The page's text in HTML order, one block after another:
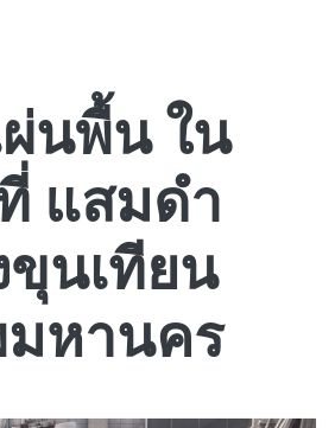
นพื้น ใน
แสมดำ
ขุนเทียน
มหานคร